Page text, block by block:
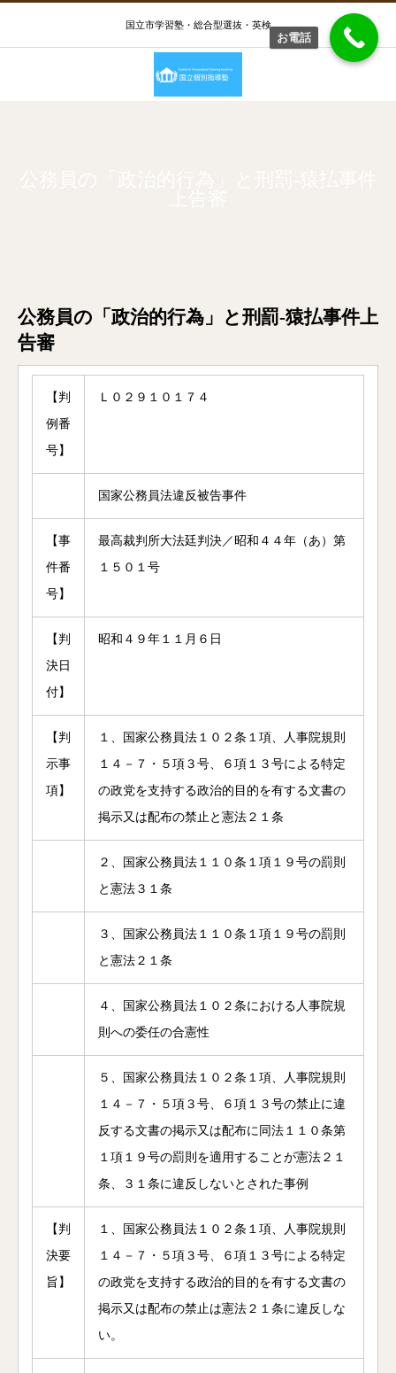
国立市学習塾・総合型選抜・英検
公務員の「政治的行為」と刑罰-猿払事件上
告審
【判
例番
号】
Ｌ０２９１０１７４
国家公務員法違反被告事件
【事
件番
号】
最高裁判所大法廷判決／昭和４４年（あ）第
１５０１号
【判
決日
付】
昭和４９年１１月６日
【判
示事
項】
１、国家公務員法１０２条１項、人事院規則
１４－７・５項３号、６項１３号による特定
の政党を支持する政治的目的を有する文書の
掲示又は配布の禁止と憲法２１条
２、国家公務員法１１０条１項１９号の罰則
と憲法３１条
３、国家公務員法１１０条１項１９号の罰則
と憲法２１条
４、国家公務員法１０２条における人事院規
則への委任の合憲性
５、国家公務員法１０２条１項、人事院規則
１４－７・５項３号、６項１３号の禁止に違
反する文書の掲示又は配布に同法１１０条第
１項１９号の罰則を適用することが憲法２１
条、３１条に違反しないとされた事例
【判
決要
旨】
１、国家公務員法１０２条１項、人事院規則
１４－７・５項３号、６項１３号による特定
の政党を支持する政治的目的を有する文書の
掲示又は配布の禁止は憲法２１条に違反しな
い。
お電話